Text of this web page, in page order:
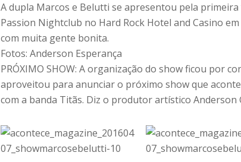
A dupla Marcos e Belutti se apresentou pela primeira
Passion Nightclub no Hard Rock Hotel and Casino
com muita gente bonita.
Fotos: Anderson Esperança
PRÓXIMO SHOW: A organização do show ficou por
aproveitou para anunciar o próximo show que
com a banda Titãs. Diz o produtor artístico Anderson